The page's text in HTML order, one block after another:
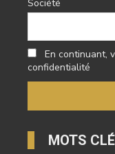
Société
En continuant,
confidentialité
MOTS